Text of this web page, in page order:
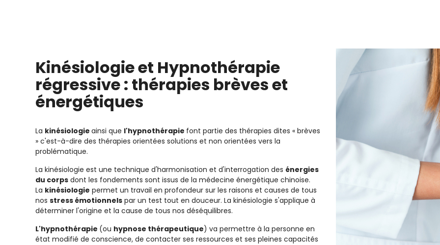
Kinésiologie et Hypnothérapie
régressive : thérapies brèves et
énergétiques
La kinésiologie ainsi que l'hypnothérapie font partie des thérapies dites « brèves
» c'est-à-dire des thérapies orientées solutions et non orientées vers la
problématique.
La kinésiologie est une technique d'harmonisation et d'interrogation des énergies
du corps dont les fondements sont issus de la médecine énergétique chinoise.
La kinésiologie permet un travail en profondeur sur les raisons et causes de tous
nos stress émotionnels par un test tout en douceur. La kinésiologie s'applique à
déterminer l'origine et la cause de tous nos déséquilibres.
L'hypnothérapie (ou hypnose thérapeutique) va permettre à la personne en
état modifié de conscience, de contacter ses ressources et ses pleines capacités